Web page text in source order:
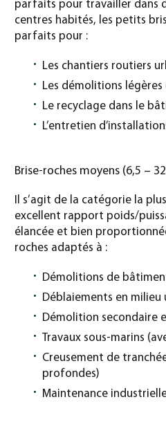
parfaits pour travailler dans
centres habités, les petits
parfaits pour :
Les chantiers routiers
Les démolitions
Le recyclage dans le
L’entretien
Brise-roches moyens (6,5 –
Il s’agit de la catégorie la
excellent rapport poids/
élancée et bien
roches adaptés à :
Démolitions de
Déblaiements en milieu
Démolition secondaire
Travaux sous-marins
Creusement de
profondes)
Maintenance